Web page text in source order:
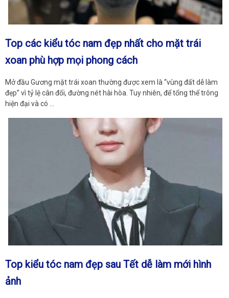
Top các kiểu tóc nam đẹp nhất cho mặt trái
xoan phù hợp mọi phong cách
Mở đầu Gương mặt trái xoan thường được xem là “vùng đất dễ làm
đẹp” vì tỷ lệ cân đối, đường nét hài hòa. Tuy nhiên, để tổng thể trông
hiện đại và có …
Top kiểu tóc nam đẹp sau Tết dễ làm mới hình
ảnh